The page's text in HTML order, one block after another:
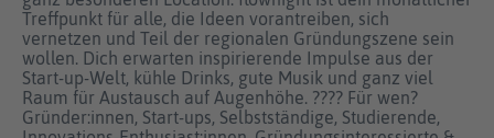
Treffpunkt für alle, die Ideen vorantreiben, sich
vernetzen und Teil der regionalen Gründungszene sein
wollen. Dich erwarten inspirierende Impulse aus der
Start-up-Welt, kühle Drinks, gute Musik und ganz viel
Raum für Austausch auf Augenhöhe. ???? Für wen?
Gründer:innen, Start-ups, Selbstständige, Studierende,